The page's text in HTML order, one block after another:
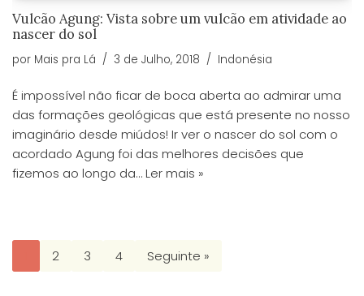
Vulcão Agung: Vista sobre um vulcão em atividade ao
nascer do sol
por Mais pra Lá 3 de Julho, 2018 Indonésia
É impossível não ficar de boca aberta ao admirar uma
das formações geológicas que está presente no nosso
imaginário desde miúdos! Ir ver o nascer do sol com o
acordado Agung foi das melhores decisões que
fizemos ao longo da…Ler mais »
2 3 4 Seguinte »